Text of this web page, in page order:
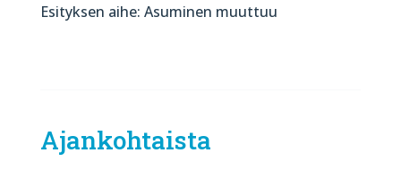
Esityksen aihe: Asuminen muuttuu
Ajankohtaista